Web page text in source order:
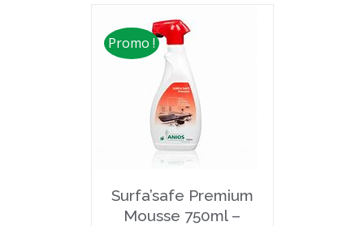
Promo !
Surfa’safe Premium
Mousse 750ml –